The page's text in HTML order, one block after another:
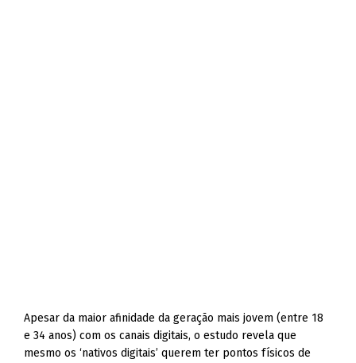
Apesar da maior afinidade da geração mais jovem (entre 18
e 34 anos) com os canais digitais, o estudo revela que
mesmo os ‘nativos digitais’ querem ter pontos físicos de